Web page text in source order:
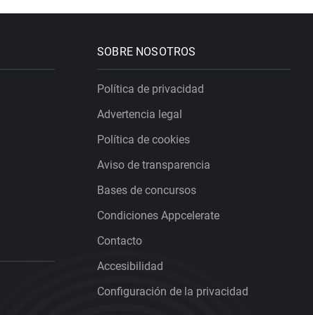
SOBRE NOSOTROS
Política de privacidad
Advertencia legal
Política de cookies
Aviso de transparencia
Bases de concursos
Condiciones Appcelerate
Contacto
Accesibilidad
Configuración de la privacidad